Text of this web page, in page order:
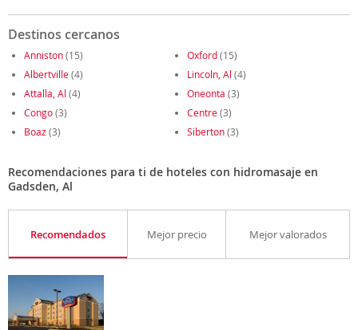
Destinos cercanos
Anniston(15) Oxford(15)
Albertville(4) Lincoln, Al (4)
Attalla, Al (4) Oneonta (3)
Congo(3) Centre(3)
Boaz (3) Siberton(3)
Recomendaciones para ti de hoteles con hidromasaje en
Gadsden, Al
Recomendados Mejor precio Mejor valorados